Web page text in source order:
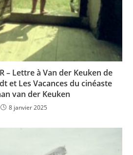
– Lettre à Van der Keuken de
et Les Vacances du cinéaste
van der Keuken
8 janvier 2025